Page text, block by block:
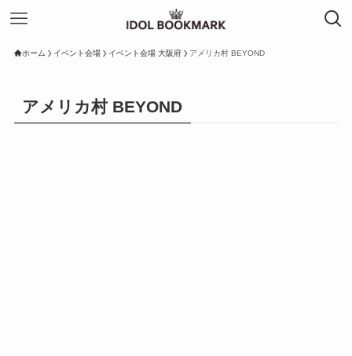
ホーム イベント会場 イベント会場 大阪府 アメリカ村 BEYOND
アメリカ村 BEYOND